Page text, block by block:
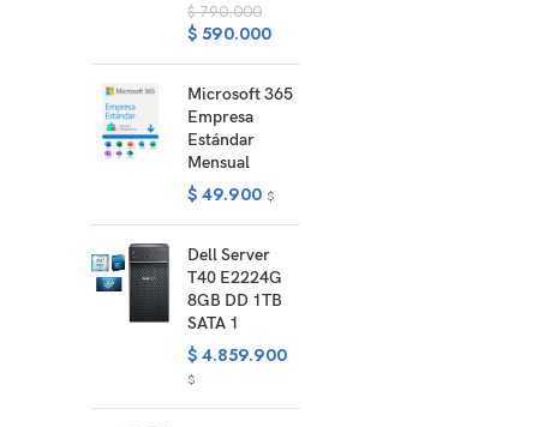
$790.000
$ 590.000
Microsoft 365
Empresa
Estándar
Mensual
$ 49.900 $
Dell Server
T40 E2224G
8GB DD 1TB
SATA 1
$ 4.859.900
$